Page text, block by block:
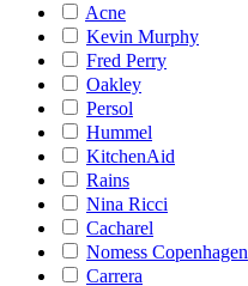
Acne
Kevin Murphy
Fred Perry
Oakley
Persol
Hummel
KitchenAid
Rains
Nina Ricci
Cacharel
Nomess Copenhagen
Carrera